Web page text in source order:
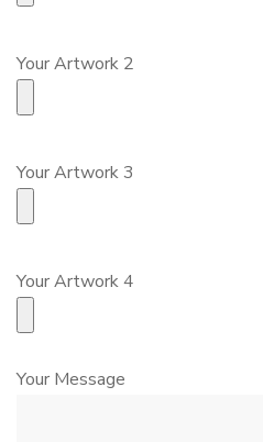
Your Artwork 2
Your Artwork 3
Your Artwork 4
Your Message